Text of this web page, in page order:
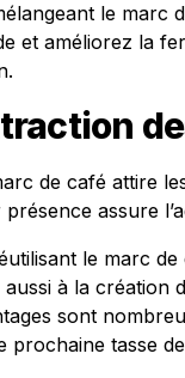
le marc
et améliorez la
de café attire
présence assure
le marc
aussi à la création
sont
prochaine tasse